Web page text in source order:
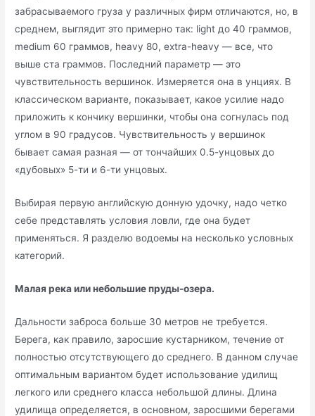
забрасываемого груза у различных фирм отличаются, но, в
среднем, выглядит это примерно так: light до 40 граммов,
medium 60 граммов, heavy 80, extra-heavy — все, что
выше ста граммов. Последний параметр — это
чувствительность вершинок. Измеряется она в унциях. В
классическом варианте, показывает, какое усилие надо
приложить к кончику вершинки, чтобы она согнулась под
углом в 90 градусов. Чувствительность у вершинок
бывает самая разная — от тончайших 0.5-унцовых до
«дубовых» 5-ти и 6-ти унцовых.
Выбирая первую английскую донную удочку, надо четко
себе представлять условия ловли, где она будет
применяться. Я разделю водоемы на несколько условных
категорий.
Малая река или небольшие пруды-озера.
Дальности заброса больше 30 метров не требуется.
Берега, как правило, заросшие кустарником, течение от
полностью отсутствующего до среднего. В данном случае
оптимальным вариантом будет использование удилищ
легкого или среднего класса небольшой длины. Длина
удилища определяется, в основном, заросшими берегами